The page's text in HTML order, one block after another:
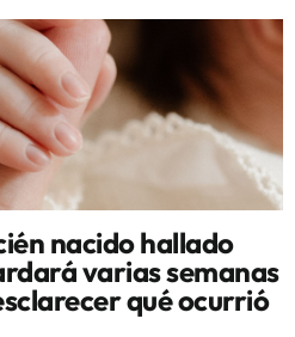
nacido hallado
varias semanas
qué ocurrió